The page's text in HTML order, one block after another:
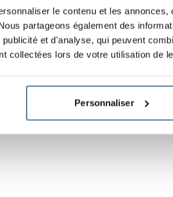
le contenu et les
partageons également des
et d'analyse, qui peuvent
collectées lors de votre utilisation de
Personnaliser